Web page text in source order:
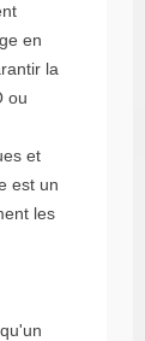
en
la
ou
et
est un
les